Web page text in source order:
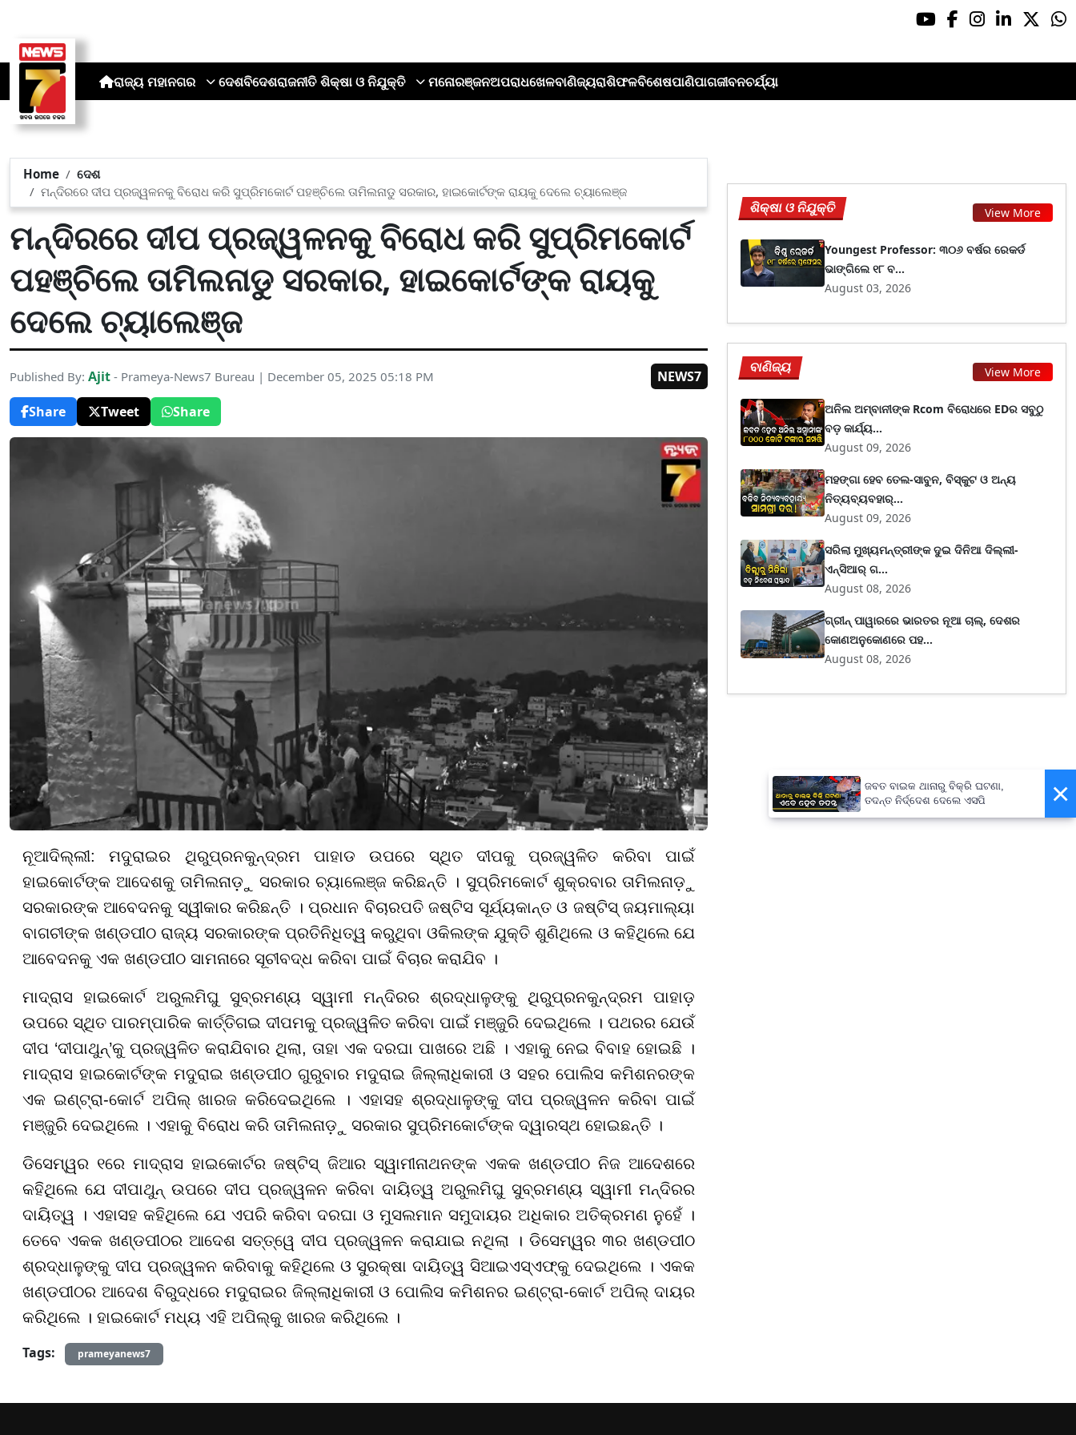
ରାଜ୍ୟ ମହାନଗର ଦେଶବିଦେଶରାଜନୀତି ଶିକ୍ଷା ଓ ନିଯୁକ୍ତି ମନୋରଞ୍ଜନଅପରାଧଖେଳବାଣିଜ୍ୟରାଶିଫଳବିଶେଷପାଣିପାଗଜୀବନଚର୍ଯ୍ୟା
Home
ଦେଶ
ମନ୍ଦିରରେ ଦୀପ ପ୍ରଜ୍ୱଳନକୁ ବିରୋଧ କରି ସୁପ୍ରିମକୋର୍ଟ ପହଞ୍ଚିଲେ ତାମିଲନାଡୁ ସରକାର, ହାଇକୋର୍ଟଙ୍କ ରାୟକୁ ଦେଲେ ଚ୍ୟାଲେଞ୍ଜ
ମନ୍ଦିରରେ ଦୀପ ପ୍ରଜ୍ୱଳନକୁ ବିରୋଧ କରି ସୁପ୍ରିମକୋର୍ଟ
ପହଞ୍ଚିଲେ ତାମିଲନାଡୁ ସରକାର, ହାଇକୋର୍ଟଙ୍କ ରାୟକୁ
ଦେଲେ ଚ୍ୟାଲେଞ୍ଜ
Published By: Ajit - Prameya-News7 Bureau | December 05, 2025 05:18 PM
NEWS7
Share
Tweet Share
ନୂଆଦିଲ୍ଲୀ: ମଦୁରାଇର ଥିରୁପ୍ରନକୁନ୍ଦ୍ରମ ପାହାଡ ଉପରେ ସ୍ଥିତ ଦୀପକୁ ପ୍ରଜ୍ୱଳିତ କରିବା ପାଇଁ
ହାଇକୋର୍ଟଙ୍କ ଆଦେଶକୁ ତାମିଲନାଡ଼ୁ ସରକାର ଚ୍ୟାଲେଞ୍ଜ କରିଛନ୍ତି । ସୁପ୍ରିମକୋର୍ଟ ଶୁକ୍ରବାର ତାମିଲନାଡ଼ୁ
ସରକାରଙ୍କ ଆବେଦନକୁ ସ୍ୱୀକାର କରିଛନ୍ତି । ପ୍ରଧାନ ବିଚାରପତି ଜଷ୍ଟିସ ସୂର୍ଯ୍ୟକାନ୍ତ ଓ ଜଷ୍ଟିସ୍ ଜୟମାଲ୍ୟା
ବାଗଚୀଙ୍କ ଖଣ୍ଡପୀଠ ରାଜ୍ୟ ସରକାରଙ୍କ ପ୍ରତିନିଧିତ୍ୱ କରୁଥିବା ଓକିଲଙ୍କ ଯୁକ୍ତି ଶୁଣିଥିଲେ ଓ କହିଥିଲେ ଯେ
ଆବେଦନକୁ ଏକ ଖଣ୍ଡପୀଠ ସାମନାରେ ସୂଚୀବଦ୍ଧ କରିବା ପାଇଁ ବିଚାର କରାଯିବ ।
ମାଦ୍ରାସ ହାଇକୋର୍ଟ ଅରୁଲମିଘୁ ସୁବ୍ରମଣ୍ୟ ସ୍ୱାମୀ ମନ୍ଦିରର ଶ୍ରଦ୍ଧାଳୁଙ୍କୁ ଥିରୁପ୍ରନକୁନ୍ଦ୍ରମ ପାହାଡ଼
ଉପରେ ସ୍ଥିତ ପାରମ୍ପାରିକ କାର୍ତ୍ତିଗଇ ଦୀପମକୁ ପ୍ରଜ୍ୱଳିତ କରିବା ପାଇଁ ମଞ୍ଜୁରି ଦେଇଥିଲେ । ପଥରର ଯେଉଁ
ଦୀପ ‘ଦୀପାଥୁନ୍’କୁ ପ୍ରଜ୍ୱଳିତ କରାଯିବାର ଥିଲା, ତାହା ଏକ ଦରଘା ପାଖରେ ଅଛି । ଏହାକୁ ନେଇ ବିବାହ ହୋଇଛି ।
ମାଦ୍ରାସ ହାଇକୋର୍ଟଙ୍କ ମଦୁରାଇ ଖଣ୍ଡପୀଠ ଗୁରୁବାର ମଦୁରାଇ ଜିଲ୍ଲାଧିକାରୀ ଓ ସହର ପୋଲିସ କମିଶନରଙ୍କ
ଏକ ଇଣ୍ଟ୍ରା-କୋର୍ଟ ଅପିଲ୍ ଖାରଜ କରିଦେଇଥିଲେ । ଏହାସହ ଶ୍ରଦ୍ଧାଳୁଙ୍କୁ ଦୀପ ପ୍ରଜ୍ୱଳନ କରିବା ପାଇଁ
ମଞ୍ଜୁରି ଦେଇଥିଲେ । ଏହାକୁ ବିରୋଧ କରି ତାମିଲନାଡ଼ୁ ସରକାର ସୁପ୍ରିମକୋର୍ଟଙ୍କ ଦ୍ୱାରସ୍ଥ ହୋଇଛନ୍ତି ।
ଡିସେମ୍ୱର ୧ରେ ମାଦ୍ରାସ ହାଇକୋର୍ଟର ଜଷ୍ଟିସ୍ ଜିଆର ସ୍ୱାମୀନାଥନଙ୍କ ଏକକ ଖଣ୍ଡପୀଠ ନିଜ ଆଦେଶରେ
କହିଥିଲେ ଯେ ଦୀପାଥୁନ୍ ଉପରେ ଦୀପ ପ୍ରଜ୍ୱଳନ କରିବା ଦାୟିତ୍ୱ ଅରୁଲମିଘୁ ସୁବ୍ରମଣ୍ୟ ସ୍ୱାମୀ ମନ୍ଦିରର
ଦାୟିତ୍ୱ । ଏହାସହ କହିଥିଲେ ଯେ ଏପରି କରିବା ଦରଘା ଓ ମୁସଲମାନ ସମୁଦାୟର ଅଧିକାର ଅତିକ୍ରମଣ ନୁହେଁ ।
ତେବେ ଏକକ ଖଣ୍ଡପୀଠର ଆଦେଶ ସତ୍ତ୍ୱେ ଦୀପ ପ୍ରଜ୍ୱଳନ କରାଯାଇ ନଥିଲା । ଡିସେମ୍ୱର ୩ର ଖଣ୍ଡପୀଠ
ଶ୍ରଦ୍ଧାଳୁଙ୍କୁ ଦୀପ ପ୍ରଜ୍ୱଳନ କରିବାକୁ କହିଥିଲେ ଓ ସୁରକ୍ଷା ଦାୟିତ୍ୱ ସିଆଇଏସ୍‌ଏଫ୍‌କୁ ଦେଇଥିଲେ । ଏକକ
ଖଣ୍ଡପୀଠର ଆଦେଶ ବିରୁଦ୍ଧରେ ମଦୁରାଇର ଜିଲ୍ଲାଧିକାରୀ ଓ ପୋଲିସ କମିଶନର ଇଣ୍ଟ୍ରା-କୋର୍ଟ ଅପିଲ୍ ଦାୟର
କରିଥିଲେ । ହାଇକୋର୍ଟ ମଧ୍ୟ ଏହି ଅପିଲ୍‌କୁ ଖାରଜ କରିଥିଲେ ।
Tags:
prameyanews7
ଶିକ୍ଷା ଓ ନିଯୁକ୍ତି View More
Youngest Professor: ୩୦୬ ବର୍ଷର ରେକର୍ଡ
ଭାଙ୍ଗିଲେ ୧୮ ବ...
August 03, 2026
ବାଣିଜ୍ୟ View More
ଅନିଲ ଅମ୍ବାନୀଙ୍କ Rcom ବିରୋଧରେ EDର ସବୁଠୁ
ବଡ଼ କାର୍ଯ୍ୟ...
August 09, 2026
ମହଙ୍ଗା ହେବ ତେଲ-ସାବୁନ, ବିସ୍କୁଟ ଓ ଅନ୍ୟ
ନିତ୍ୟବ୍ୟବହାର୍...
August 09, 2026
ସରିଲା ମୁଖ୍ୟମନ୍ତ୍ରୀଙ୍କ ଦୁଇ ଦିନିଆ ଦିଲ୍ଲୀ-
ଏନ୍‌ସିଆର୍ ଗ...
August 08, 2026
ଗ୍ରୀନ୍ ପାୱାରରେ ଭାରତର ନୂଆ ଚାଲ୍, ଦେଶର
କୋଣଅନୁକୋଣରେ ପହ...
August 08, 2026